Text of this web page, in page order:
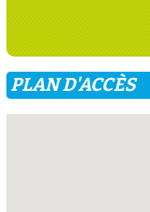
PLAN D'ACCÈS